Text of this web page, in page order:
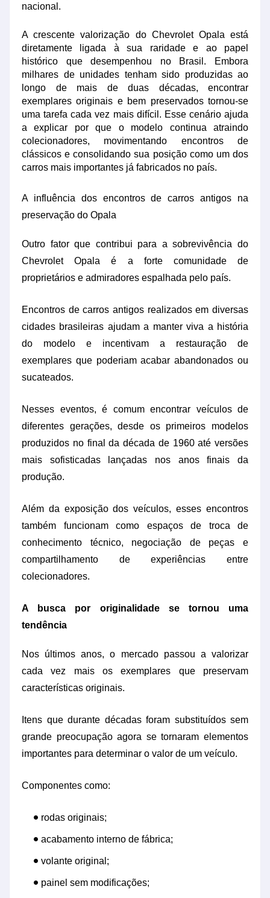
nacional.
A crescente valorização do Chevrolet Opala está
diretamente ligada à sua raridade e ao papel
histórico que desempenhou no Brasil. Embora
milhares de unidades tenham sido produzidas ao
longo de mais de duas décadas, encontrar
exemplares originais e bem preservados tornou-se
uma tarefa cada vez mais difícil. Esse cenário ajuda
a explicar por que o modelo continua atraindo
colecionadores, movimentando encontros de
clássicos e consolidando sua posição como um dos
carros mais importantes já fabricados no país.
A influência dos encontros de carros antigos na
preservação do Opala
Outro fator que contribui para a sobrevivência do
Chevrolet Opala é a forte comunidade de
proprietários e admiradores espalhada pelo país.
Encontros de carros antigos realizados em diversas
cidades brasileiras ajudam a manter viva a história
do modelo e incentivam a restauração de
exemplares que poderiam acabar abandonados ou
sucateados.
Nesses eventos, é comum encontrar veículos de
diferentes gerações, desde os primeiros modelos
produzidos no final da década de 1960 até versões
mais sofisticadas lançadas nos anos finais da
produção.
Além da exposição dos veículos, esses encontros
também funcionam como espaços de troca de
conhecimento técnico, negociação de peças e
compartilhamento de experiências entre
colecionadores.
A busca por originalidade se tornou uma
tendência
Nos últimos anos, o mercado passou a valorizar
cada vez mais os exemplares que preservam
características originais.
Itens que durante décadas foram substituídos sem
grande preocupação agora se tornaram elementos
importantes para determinar o valor de um veículo.
Componentes como:
rodas originais;
acabamento interno de fábrica;
volante original;
painel sem modificações;